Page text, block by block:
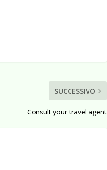
SUCCESSIVO
Consult your travel agent